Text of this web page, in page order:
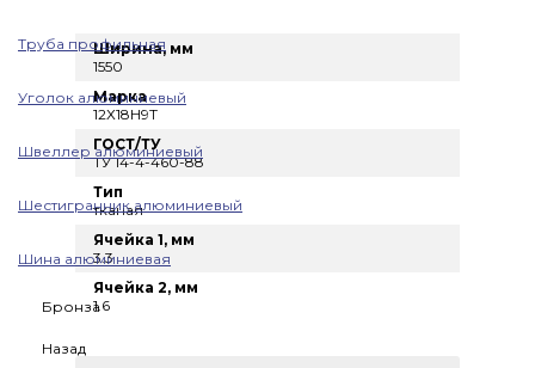
Труба профильная
Уголок алюминиевый
Швеллер алюминиевый
Шестигранник алюминиевый
Шина алюминиевая
Бронза
Назад
Ширина, мм
1550
Марка
12Х18Н9Т
ГОСТ/ТУ
ТУ 14-4-460-88
Тип
тканая
Ячейка 1, мм
3.3
Ячейка 2, мм
1.6